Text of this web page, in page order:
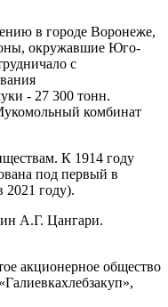
в городе Воронеже,
окружавшие Юго-
с
- 27 300 тонн.
комбинат
К 1914 году
под первый в
2021 году).
А.Г. Цангари.
акционерное общество